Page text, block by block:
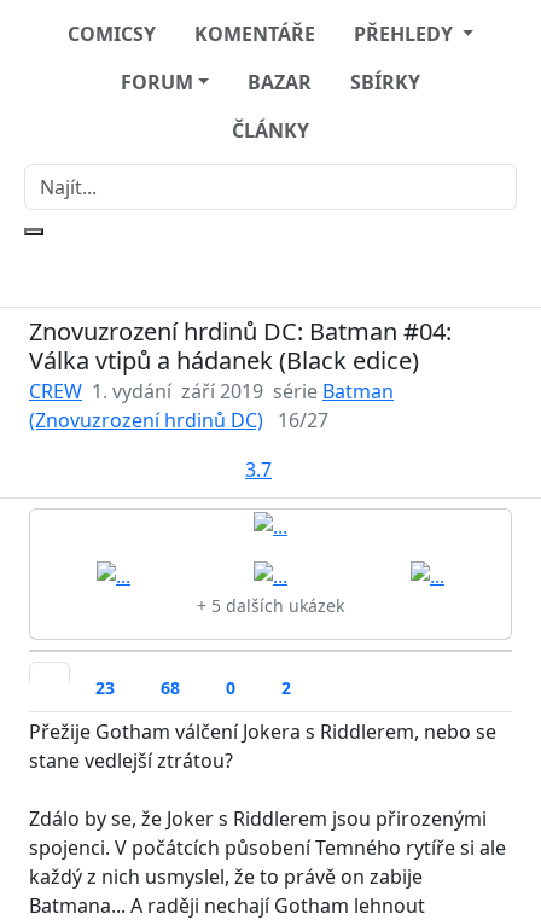
COMICSY KOMENTÁŘE
PŘEHLEDY
FORUM
BAZAR
SBÍRKY
ČLÁNKY
Znovuzrození hrdinů DC: Batman #04:
Válka vtipů a hádanek (Black edice)
CREW 1. vydání září 2019 série Batman
(Znovuzrození hrdinů DC) 16/27
3.7
+ 5 dalších ukázek
23 68 0 2
Přežije Gotham válčení Jokera s Riddlerem, nebo se
stane vedlejší ztrátou?
Zdálo by se, že Joker s Riddlerem jsou přirozenými
spojenci. V počátcích působení Temného rytíře si ale
každý z nich usmyslel, že to právě on zabije
Batmana... A raději nechají Gotham lehnout